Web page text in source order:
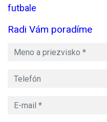
futbale
Radi Vám poradíme